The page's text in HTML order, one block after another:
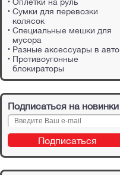
Сумки для перевозки
колясок
Специальные мешки для
мусора
Разные аксессуары в авто
Противоугонные
блокираторы
Подписаться на новинки